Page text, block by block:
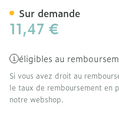
11,47 €
éligibles au
Si vous avez droit au
le taux de remboursement en
notre webshop.
Sur demande